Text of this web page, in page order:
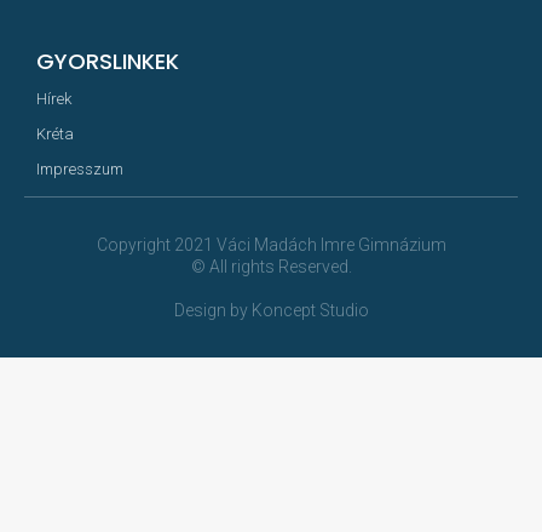
GYORSLINKEK
Hírek
Kréta
Impresszum
Copyright 2021 Váci Madách Imre Gimnázium
© All rights Reserved.
Design by Koncept Studio